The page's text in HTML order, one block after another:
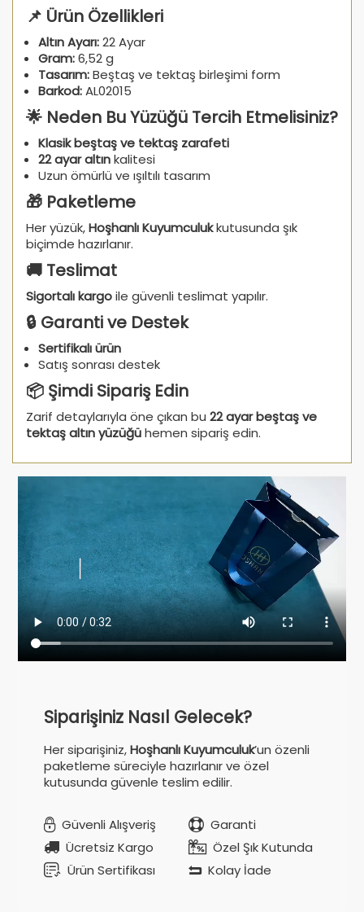
📌 Ürün Özellikleri
Altın Ayarı:22 Ayar
Gram:6,52 g
Tasarım:Beştaş ve tektaş birleşimi form
Barkod:AL02015
🌟 Neden Bu Yüzüğü Tercih Etmelisiniz?
Klasik beştaş ve tektaş zarafeti
22 ayar altınkalitesi
Uzun ömürlü ve ışıltılı tasarım
🎁 Paketleme
Her yüzük,Hoşhanlı Kuyumculukkutusunda şık
biçimde hazırlanır.
🚚 Teslimat
Sigortalı kargoile güvenli teslimat yapılır.
🔒 Garanti ve Destek
Sertifikalı ürün
Satış sonrası destek
📦 Şimdi Sipariş Edin
Zarif detaylarıyla öne çıkan bu 22 ayar beştaş ve
tektaş altın yüzüğühemen sipariş edin.
Siparişiniz Nasıl Gelecek?
Her siparişiniz,Hoşhanlı Kuyumculuk’un özenli
paketleme süreciyle hazırlanır ve özel
kutusunda güvenle teslim edilir.
Güvenli Alışveriş
Garanti
Ücretsiz Kargo
Özel Şık Kutunda
Ürün Sertifikası
Kolay İade